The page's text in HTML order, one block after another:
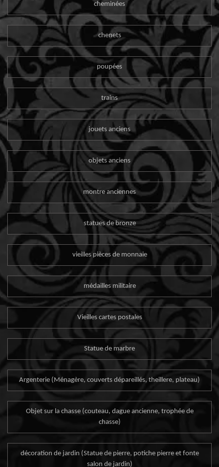
cheminées
chenets
poupées
trains
jouets anciens
objets anciens
montre anciennes
statues de bronze
vieilles pièces de monnaie
médailles militaire
Vieilles cartes postales
Statue de marbre
Argenterie (Ménagère, couverts dépareillés, theillere, plateau)
Objet sur la chasse (couteau, dague ancienne, trophée de
chasse)
décoration de jardin (Statue de pierre, potiche pierre et fonte
salon de jardin)